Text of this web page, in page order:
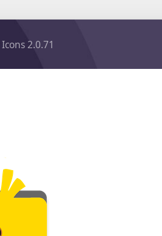
2.0.71